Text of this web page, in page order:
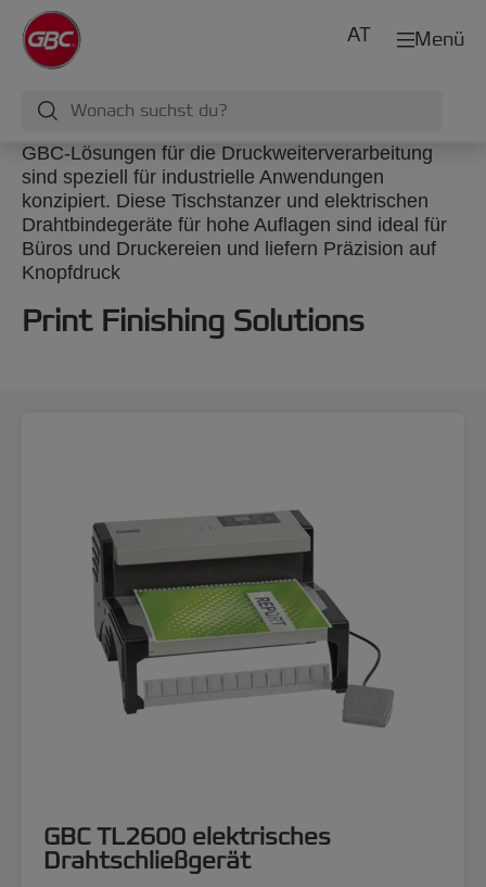
Menü
AT
GBC-Lösungen für die Druckweiterverarbeitung
sind speziell für industrielle Anwendungen
konzipiert. Diese Tischstanzer und elektrischen
Drahtbindegeräte für hohe Auflagen sind ideal für
Büros und Druckereien und liefern Präzision auf
Knopfdruck
Print Finishing Solutions
GBC TL2600 elektrisches
Drahtschließgerät